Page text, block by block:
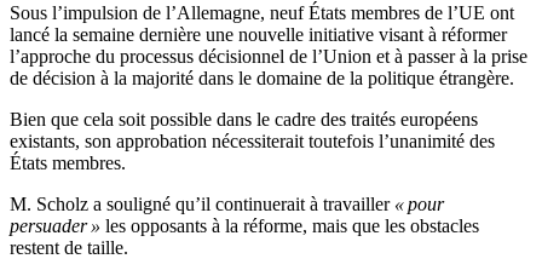
Sous l’impulsion de l’Allemagne, neuf États membres de l’UE ont
lancé la semaine dernière une nouvelle initiative visant à réformer
l’approche du processus décisionnel de l’Union et à passer à la prise
de décision à la majorité dans le domaine de la politique étrangère.
Bien que cela soit possible dans le cadre des traités européens
existants, son approbation nécessiterait toutefois l’unanimité des
États membres.
M. Scholz a souligné qu’il continuerait à travailler « pour
persuader » les opposants à la réforme, mais que les obstacles
restent de taille.